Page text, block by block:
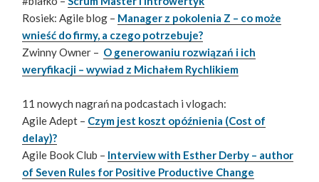
Rosiek: Agile blog – Manager z pokolenia Z – co może
wnieść do firmy, a czego potrzebuje?
Zwinny Owner – O generowaniu rozwiązań i ich
weryfikacji – wywiad z Michałem Rychlikiem
11 nowych nagrań na podcastach i vlogach:
Agile Adept – Czym jest koszt opóźnienia (Cost of
delay)?
Agile Book Club – Interview with Esther Derby – author
of Seven Rules for Positive Productive Change